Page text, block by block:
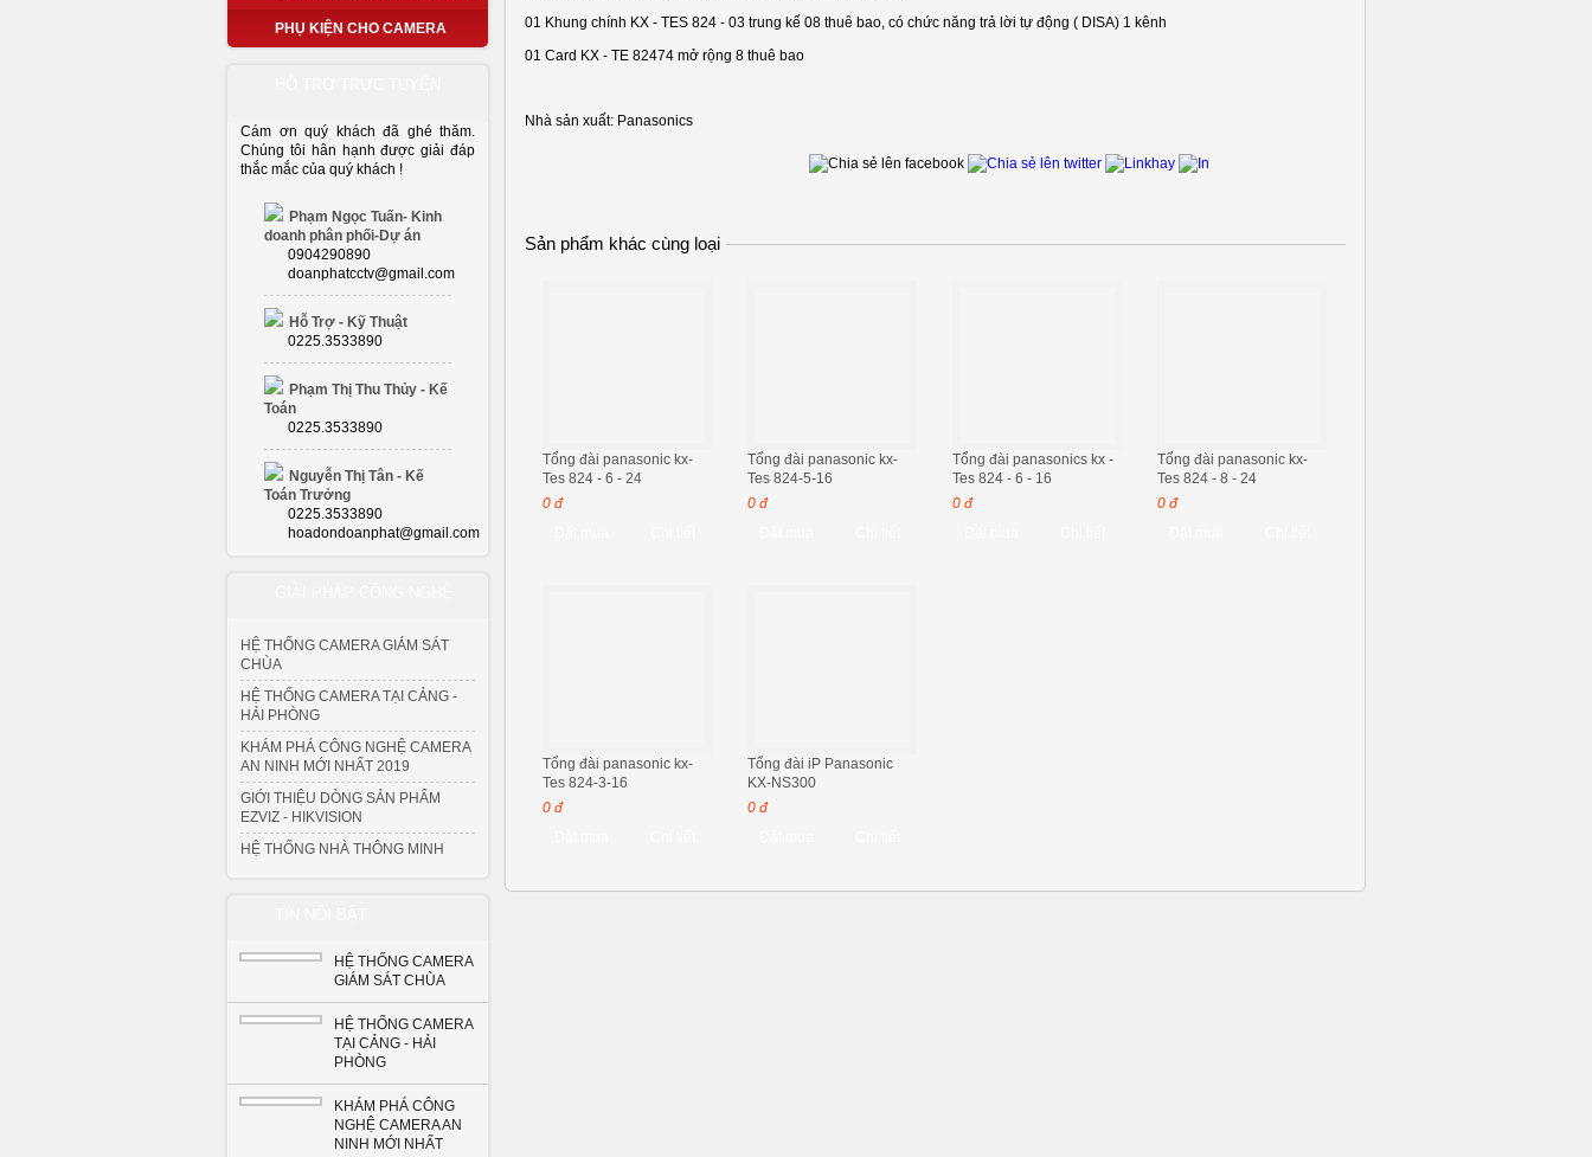
PHỤ KIỆN CHO CAMERA
Cám ơn quý khách đã ghé thăm.
Chúng tôi hân hạnh được giải đáp
thắc mắc của quý khách !
Phạm Ngọc Tuấn- Kinh
doanh phân phối-Dự án
0904290890
doanphatcctv@gmail.com
Hỗ Trợ - Kỹ Thuật
0225.3533890
Phạm Thị Thu Thủy - Kế
Toán
0225.3533890
Nguyễn Thị Tân - Kế
Toán Trưởng
0225.3533890
hoadondoanphat@gmail.com
HỆ THỐNG CAMERA GIÁM SÁT
CHÙA
HỆ THỐNG CAMERA TẠI CẢNG -
HẢI PHÒNG
KHÁM PHÁ CÔNG NGHỆ CAMERA
AN NINH MỚI NHẤT 2019
GIỚI THIỆU DÒNG SẢN PHẨM
EZVIZ - HIKVISION
HỆ THỐNG NHÀ THÔNG MINH
HỆ THỐNG CAMERA
GIÁM SÁT CHÙA
HỆ THỐNG CAMERA
TẠI CẢNG - HẢI
PHÒNG
KHÁM PHÁ CÔNG
NGHỆ CAMERA AN
NINH MỚI NHẤT
01 Khung chính KX - TES 824 - 03 trung kế 08 thuê bao, có chức năng trả lời tự động ( DISA) 1 kênh
01 Card KX - TE 82474 mở rộng 8 thuê bao
Nhà sản xuất: Panasonics
Sản phẩm khác cùng loại
Tổng đài panasonic kx-
Tes 824 - 6 - 24
0 đ
Tổng đài panasonic kx-
Tes 824-5-16
0 đ
Tổng đài panasonics kx -
Tes 824 - 6 - 16
0 đ
Tổng đài panasonic kx-
Tes 824 - 8 - 24
0 đ
Tổng đài panasonic kx-
Tes 824-3-16
0 đ
Tổng đài iP Panasonic
KX-NS300
0 đ